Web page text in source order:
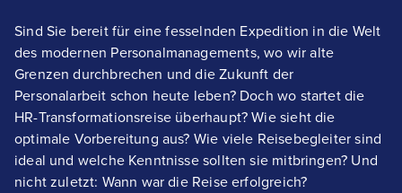
Sind Sie bereit für eine fesselnden Expedition in die Welt
des modernen Personalmanagements, wo wir alte
Grenzen durchbrechen und die Zukunft der
Personalarbeit schon heute leben? Doch wo startet die
HR-Transformationsreise überhaupt? Wie sieht die
optimale Vorbereitung aus? Wie viele Reisebegleiter sind
ideal und welche Kenntnisse sollten sie mitbringen? Und
nicht zuletzt: Wann war die Reise erfolgreich?